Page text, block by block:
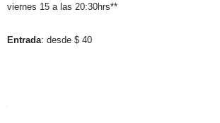
viernes 15 a las 20:30hrs**
Entrada: desde $ 40